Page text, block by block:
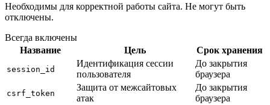
Необходимы для корректной работы сайта. Не могут быть
отключены.
Всегда включены
Название
Цель Срок хранения
session_id
Идентификация сессии
пользователя
До закрытия
браузера
csrf_token
Защита от межсайтовых
атак
До закрытия
браузера